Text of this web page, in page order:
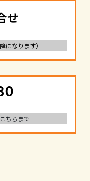
せ
になります）
ちらまで